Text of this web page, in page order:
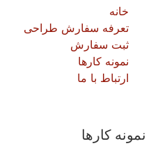
خانه
تعرفه سفارش طراحی
ثبت سفارش
نمونه کارها
ارتباط با ما
نمونه کارها